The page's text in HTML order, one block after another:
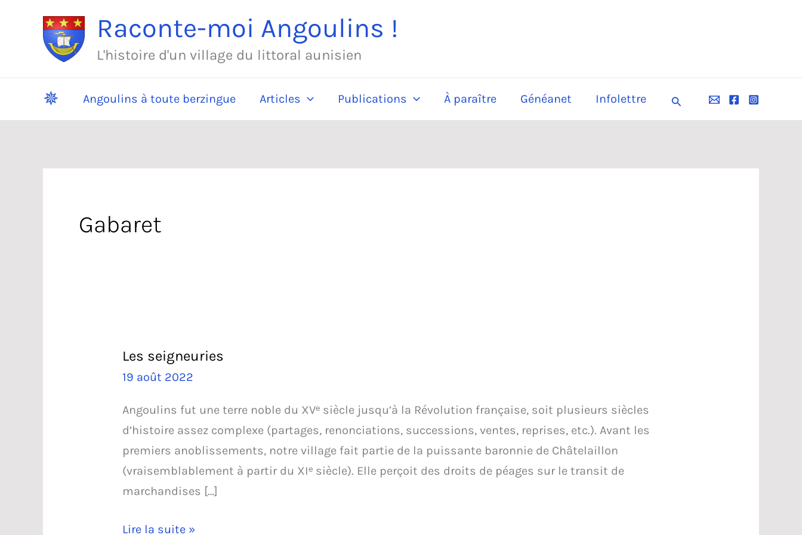
Raconte-moi Angoulins !
L'histoire d'un village du littoral aunisien
✵ Angoulins à toute berzingue Articles Publications À paraître Généanet Infolettre Rechercher
Gabaret
Les seigneuries
19 août 2022
Angoulins fut une terre noble du XVᵉ siècle jusqu’à la Révolution française, soit plusieurs siècles
d’histoire assez complexe (partages, renonciations, successions, ventes, reprises, etc.). Avant les
premiers anoblissements, notre village fait partie de la puissante baronnie de Châtelaillon
(vraisemblablement à partir du XIᵉ siècle). Elle perçoit des droits de péages sur le transit de
marchandises […]
Les
Lire la suite »